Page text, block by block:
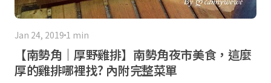
Jan 24, 2019 1 min
【南勢角｜厚野雞排】南勢角夜市美食，這麼
厚的雞排哪裡找? 內附完整菜單